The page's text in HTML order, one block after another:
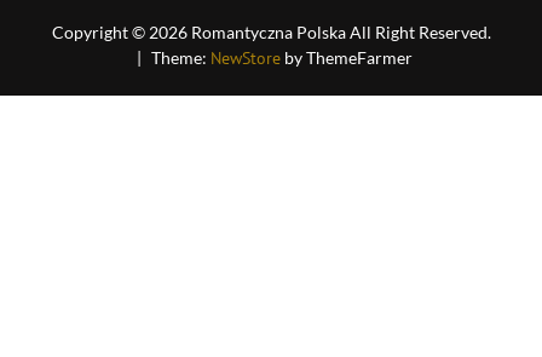
Copyright © 2026 Romantyczna Polska All Right Reserved.
| Theme: NewStoreby ThemeFarmer